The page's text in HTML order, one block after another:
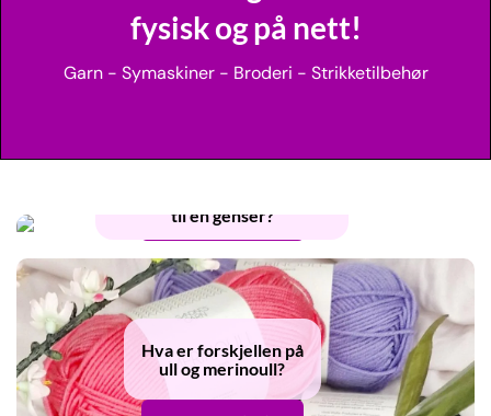
fysisk og på nett!
Garn - Symaskiner - Broderi - Strikketilbehør
til en genser?
Les mer om det her!
Hva er forskjellen på
ull og merinoull?